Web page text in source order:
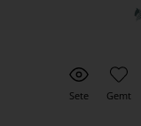
Sete Gemt